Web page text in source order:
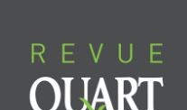
contenu